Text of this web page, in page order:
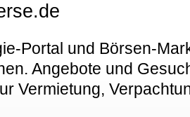
Portal und Börsen-
Angebote und
Vermietung,